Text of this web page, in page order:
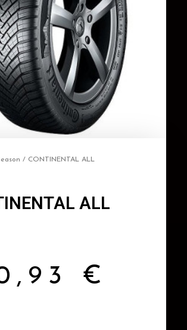
/ CONTINENTAL ALL
ALL
€